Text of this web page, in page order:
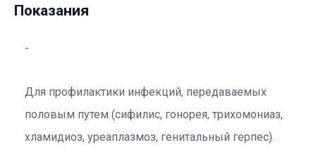
Показания
Для профилактики инфекций, передаваемых
половым путем (сифилис, гонорея, трихомониаз,
хламидиоз, уреаплазмоз, генитальный герпес).